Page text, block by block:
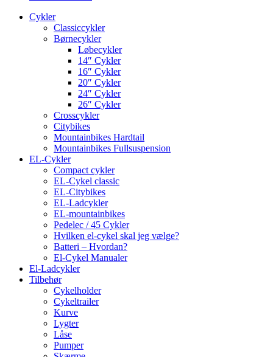
Cykler
Classiccykler
Børnecykler
Løbecykler
14″ Cykler
16″ Cykler
20″ Cykler
24″ Cykler
26″ Cykler
Crosscykler
Citybikes
Mountainbikes Hardtail
Mountainbikes Fullsuspension
EL-Cykler
Compact cykler
EL-Cykel classic
EL-Citybikes
EL-Ladcykler
EL-mountainbikes
Pedelec / 45 Cykler
Hvilken el-cykel skal jeg vælge?
Batteri – Hvordan?
El-Cykel Manualer
El-Ladcykler
Tilbehør
Cykelholder
Cykeltrailer
Kurve
Lygter
Låse
Pumper